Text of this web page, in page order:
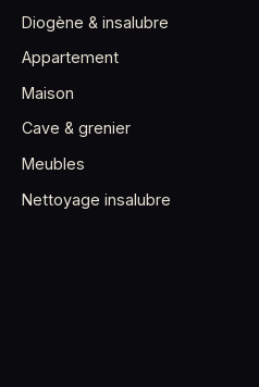
Diogène & insalubre
Appartement
Maison
Cave & grenier
Meubles
Nettoyage insalubre